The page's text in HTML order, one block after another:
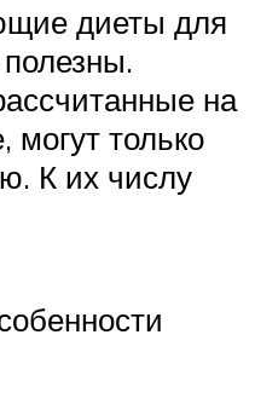
диеты для
на
могут только
К их числу